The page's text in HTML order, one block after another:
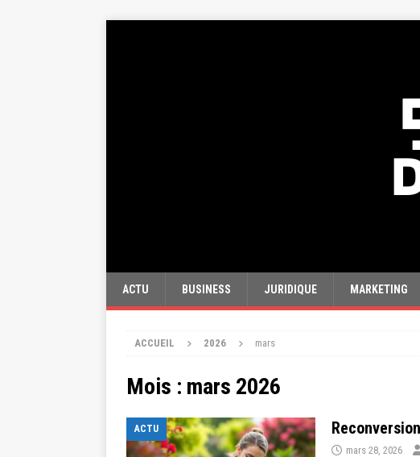
ACTU BUSINESS JURIDIQUE MARKETING
ACCUEIL 2026 mars
Mois : mars 2026
ACTU
mars 28, 2026